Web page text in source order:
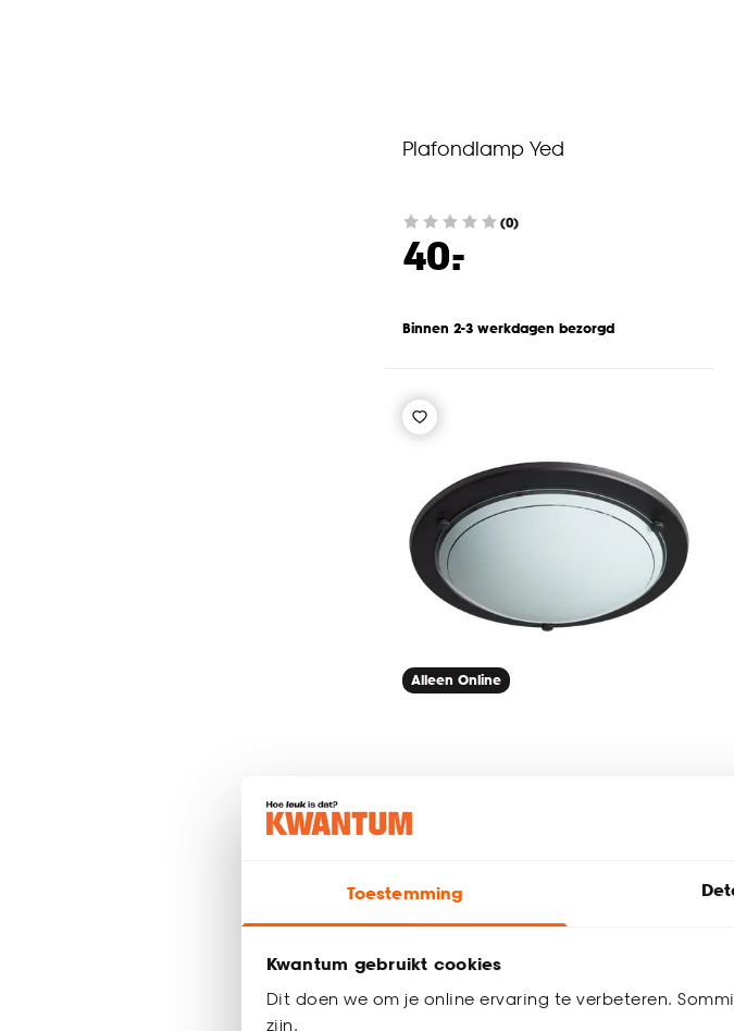
Toestemming
Kwantum gebruikt cookies
Dit doen we om je online ervaring te verbeteren.
zijn.
Plafondlamp Yed
(0)
40.
-
Binnen 2-3 werkdagen bezorgd
Alleen Online
12.
-
Binnen 2-3 werkdagen bezorgd